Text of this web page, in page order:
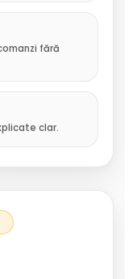
fără
clar.